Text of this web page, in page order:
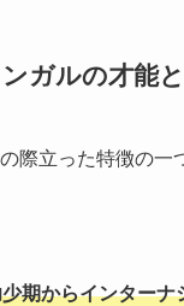
ンガルの才能
際立った特徴の一
期からインター